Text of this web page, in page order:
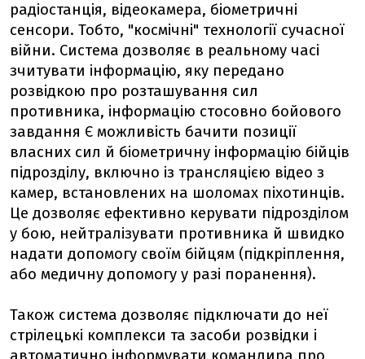
радіостанція, відеокамера, біометричні
сенсори. Тобто, "космічні" технології сучасної
війни. Система дозволяє в реальному часі
зчитувати інформацію, яку передано
розвідкою про розташування сил
противника, інформацію стосовно бойового
завдання Є можливість бачити позиції
власних сил й біометричну інформацію бійців
підрозділу, включно із трансляцією відео з
камер, встановлених на шоломах піхотинців.
Це дозволяє ефективно керувати підрозділом
у бою, нейтралізувати противника й швидко
надати допомогу своїм бійцям (підкріплення,
або медичну допомогу у разі поранення).
Також система дозволяє підключати до неї
стрілецькі комплекси та засоби розвідки і